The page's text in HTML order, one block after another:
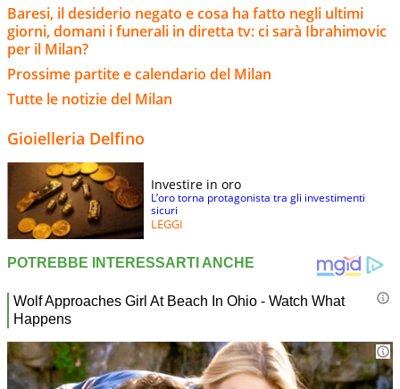
Baresi, il desiderio negato e cosa ha fatto negli ultimi
giorni, domani i funerali in diretta tv: ci sarà Ibrahimovic
per il Milan?
Prossime partite e calendario del Milan
Tutte le notizie del Milan
Gioielleria Delfino
Investire in oro
L’oro torna protagonista tra gli investimenti
sicuri
LEGGI